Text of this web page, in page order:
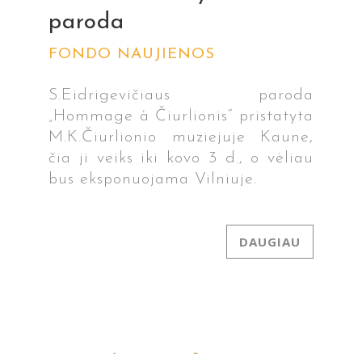
paroda
FONDO NAUJIENOS
S.Eidrigevičiaus paroda
„Hommage à Čiurlionis“ pristatyta
M.K.Čiurlionio muziejuje Kaune,
čia ji veiks iki kovo 3 d., o vėliau
bus eksponuojama Vilniuje.
DAUGIAU